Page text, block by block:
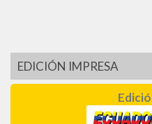
EDICIÓN IMPRESA